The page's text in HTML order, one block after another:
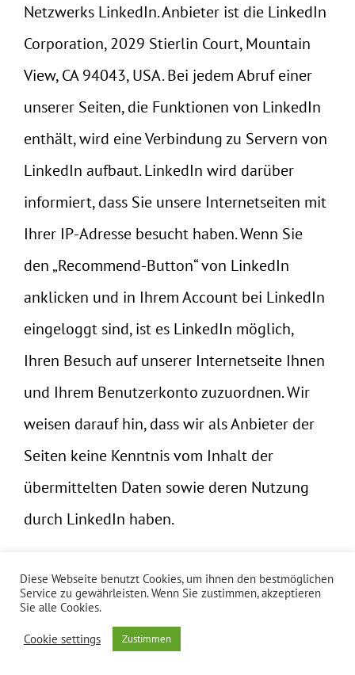
Netzwerks LinkedIn. Anbieter ist die LinkedIn
Corporation, 2029 Stierlin Court, Mountain
View, CA 94043, USA. Bei jedem Abruf einer
unserer Seiten, die Funktionen von LinkedIn
enthält, wird eine Verbindung zu Servern von
LinkedIn aufbaut. LinkedIn wird darüber
informiert, dass Sie unsere Internetseiten mit
Ihrer IP-Adresse besucht haben. Wenn Sie
den „Recommend-Button“ von LinkedIn
anklicken und in Ihrem Account bei LinkedIn
eingeloggt sind, ist es LinkedIn möglich,
Ihren Besuch auf unserer Internetseite Ihnen
und Ihrem Benutzerkonto zuzuordnen. Wir
weisen darauf hin, dass wir als Anbieter der
Seiten keine Kenntnis vom Inhalt der
übermittelten Daten sowie deren Nutzung
durch LinkedIn haben.
der Datenschutzerklärung von LinkedIn
unter:
https://www.linkedin.com/legal/privacy-
Diese Webseite benutzt Cookies, um ihnen den bestmöglichen
Service zu gewährleisten. Wenn Sie zustimmen, akzeptieren
Sie alle Cookies.
Cookie settings Zustimmen